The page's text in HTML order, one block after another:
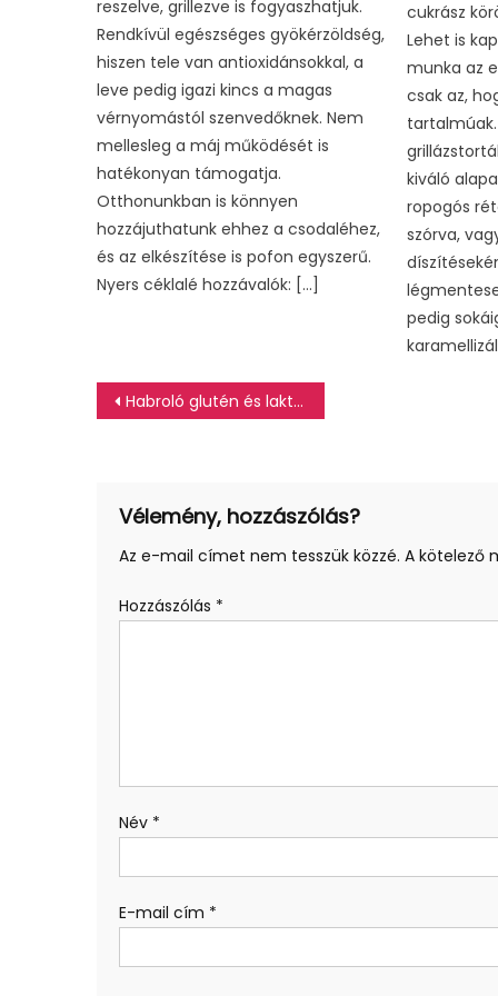
reszelve, grillezve is fogyaszhatjuk.
Rendkívül egészséges gyökérzöldség,
hiszen tele van antioxidánsokkal, a
leve pedig igazi kincs a magas
vérnyomástól szenvedőknek. Nem
mellesleg a máj működését is
hatékonyan támogatja.
Otthonunkban is könnyen
hozzájuthatunk ehhez a csodaléhez,
és az elkészítése is pofon egyszerű.
Nyers céklalé hozzávalók: […]
cukrász
Lehet is
munka az
csak az,
kiváló
ropogós
szórva,
pedig
Bejegyzés
Habroló glutén és laktózmentesen
Vélemény, hozzászólás?
Az e-mail címet nem tesszük közzé. A kötelező
Hozzászólás *
Név *
E-mail cím *